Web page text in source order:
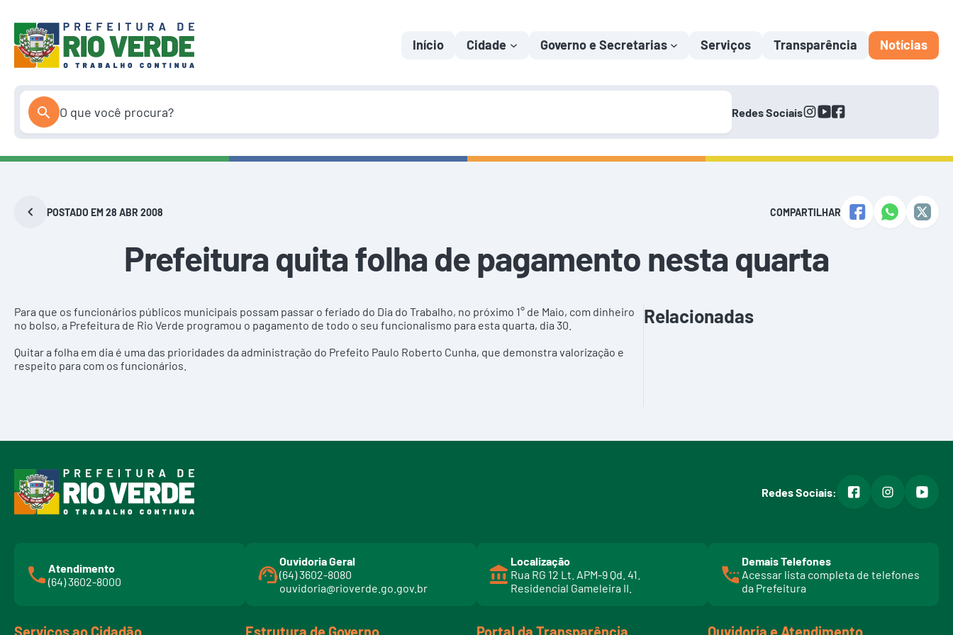
para
conteúdo
Início Cidade Governo e Secretarias Serviços Transparência Notícias
Redes Sociaisinstagram
youtube
facebook
POSTADO EM 28 ABR 2008 COMPARTILHAR
Prefeitura quita folha de pagamento nesta quarta
Para que os funcionários públicos municipais possam passar o feriado do Dia do Trabalho, no próximo 1° de Maio, com dinheiro
no bolso, a Prefeitura de Rio Verde programou o pagamento de todo o seu funcionalismo para esta quarta, dia 30.
Quitar a folha em dia é uma das prioridades da administração do Prefeito Paulo Roberto Cunha, que demonstra valorização e
respeito para com os funcionários.
Relacionadas
Redes Sociais: facebookinstagram
Atendimento
(64) 3602-8000
Ouvidoria Geral
(64) 3602-8080
ouvidoria@rioverde.go.gov.br
Localização
Rua RG 12 Lt. APM-9 Qd. 41.
Residencial Gameleira II.
Demais Telefones
Acessar lista completa de telefones
da Prefeitura
l
i
t
Serviços ao Cidadão Estrutura de Governo Portal da Transparência Ouvidoria e Atendimento